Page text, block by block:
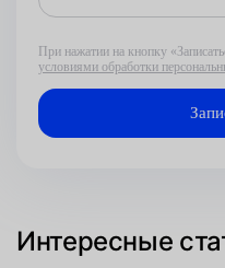
При нажатии на кнопку
условиями обработки
Интересные